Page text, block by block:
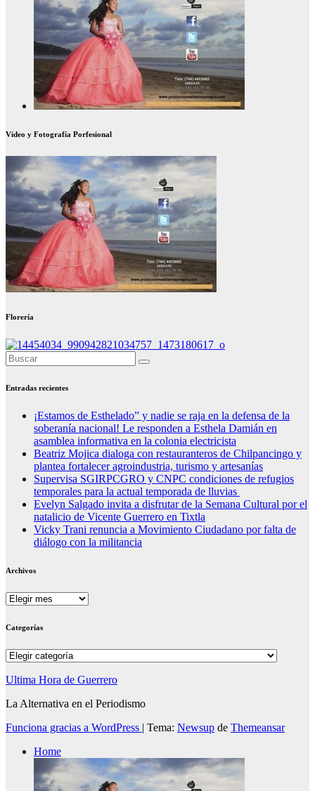
Video y Fotografía Porfesional
Florería
Entradas recientes
¡Estamos de Esthelado” y nadie se raja en la defensa de la
soberanía nacional! Le responden a Esthela Damián en
asamblea informativa en la colonia electricista
Beatriz Mojica dialoga con restauranteros de Chilpancingo y
plantea fortalecer agroindustria, turismo y artesanías
Supervisa SGIRPCGRO y CNPC condiciones de refugios
temporales para la actual temporada de lluvias
Evelyn Salgado invita a disfrutar de la Semana Cultural por el
natalicio de Vicente Guerrero en Tixtla
Vicky Trani renuncia a Movimiento Ciudadano por falta de
diálogo con la militancia
Archivos
Archivos
Categorías
Categorías
Ultima Hora de Guerrero
La Alternativa en el Periodismo
Funciona gracias a WordPress | Tema: Newsup de Themeansar
Home